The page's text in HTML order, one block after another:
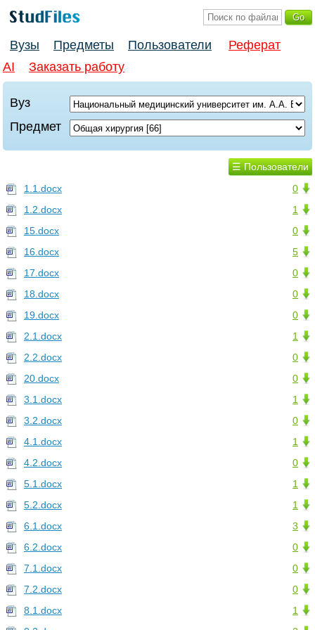
Вузы Предметы Пользователи
Реферат
AI
Заказать работу
Вуз
Предмет
☰ Пользователи
0
1.1.docx
1
1.2.docx
0
15.docx
5
16.docx
0
17.docx
0
18.docx
0
19.docx
1
2.1.docx
0
2.2.docx
0
20.docx
1
3.1.docx
0
3.2.docx
1
4.1.docx
0
4.2.docx
1
5.1.docx
1
5.2.docx
3
6.1.docx
0
6.2.docx
0
7.1.docx
0
7.2.docx
1
8.1.docx